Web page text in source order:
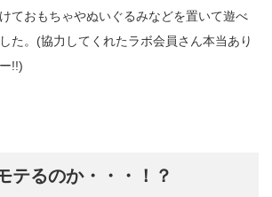
ておもちゃやぬいぐるみなどを置いて遊べ
た。(協力してくれたラボ会員さん本当あり
!!)
テるのか・・・！？